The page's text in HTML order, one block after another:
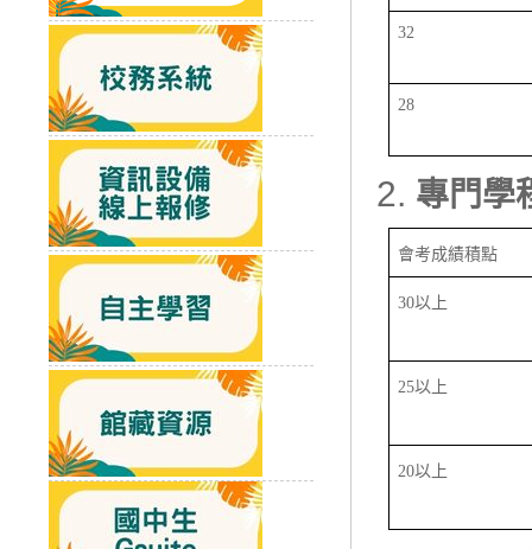
32
28
專門學
會考成績積點
30以上
25以上
20以上